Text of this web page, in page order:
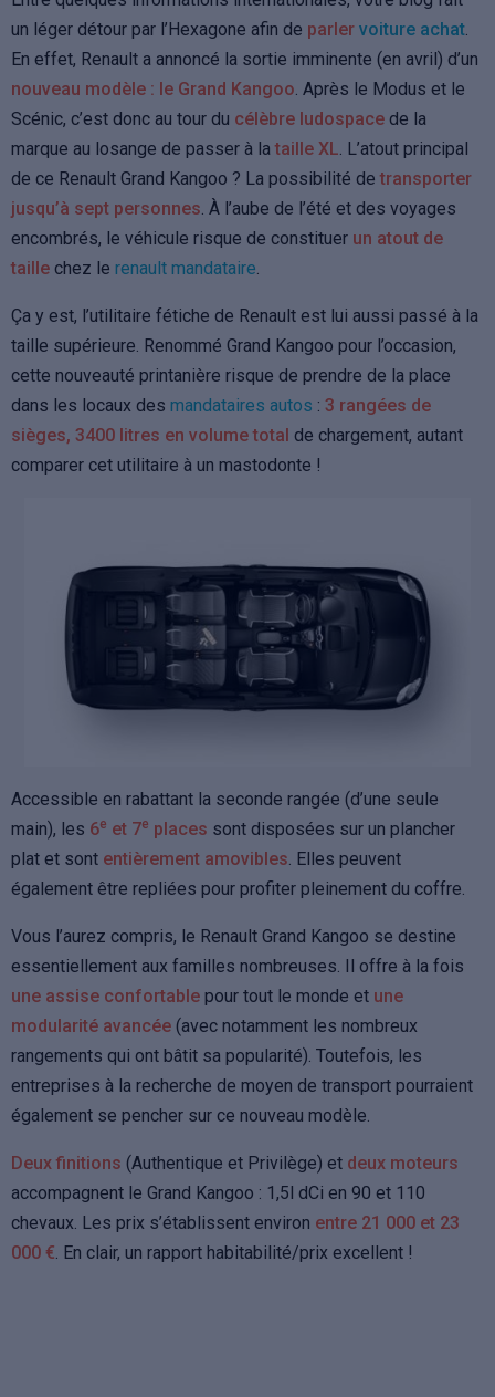
un léger détour par l’Hexagone afin de parler voiture achat
En effet, Renault a annoncé la sortie imminente (en avril) d’un
nouveau modèle : le Grand Kangoo Après le Modus et le
Scénic, c’est donc au tour du célèbre ludospace de la
marque au losange de passer à lataille XL . L’atout principal
de ce Renault Grand Kangoo ? La possibilité detransporter
jusqu’à sept personnes . À l’aube de l’été et des voyages
encombrés, le véhicule risque de constituer un atout de
taille chez le renault mandataire
Ça y est, l’utilitaire fétiche de Renault est lui aussi passé à la
taille supérieure. Renommé Grand Kangoo pour l’occasion,
cette nouveauté printanière risque de prendre de la place
dans les locaux des mandataires autos : 3 rangées de
sièges, 3400 litres en volume total de chargement, autant
comparer cet utilitaire à un mastodonte !
Accessible en rabattant la seconde rangée (d’une seule
main), les 6e et 7e places sont disposées sur un plancher
plat et sont entièrement amovibles. Elles peuvent
également être repliées pour profiter pleinement du coffre.
Vous l’aurez compris, le Renault Grand Kangoo se destine
essentiellement aux familles nombreuses. Il offre à la fois
une assise confortable pour tout le monde et une
modularité avancée (avec notamment les nombreux
rangements qui ont bâtit sa popularité). Toutefois, les
entreprises à la recherche de moyen de transport pourraient
également se pencher sur ce nouveau modèle.
Deux finitions (Authentique et Privilège) et deux moteurs
accompagnent le Grand Kangoo : 1,5l dCi en 90 et 110
chevaux. Les prix s’établissent environ entre 21 000 et 23
000 €. En clair, un rapport habitabilité/prix excellent !